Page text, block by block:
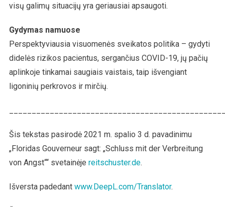
visų galimų situacijų yra geriausiai apsaugoti.
Gydymas namuose
Perspektyviausia visuomenės sveikatos politika – gydyti
didelės rizikos pacientus, sergančius COVID-19, jų pačių
aplinkoje tinkamai saugiais vaistais, taip išvengiant
ligoninių perkrovos ir mirčių.
Šis tekstas pasirodė 2021 m. spalio 3 d. pavadinimu
„Floridas Gouverneur sagt: „Schluss mit der Verbreitung
von Angst““ svetainėje reitschuster.de.
Išversta padedant www.DeepL.com/Translator.